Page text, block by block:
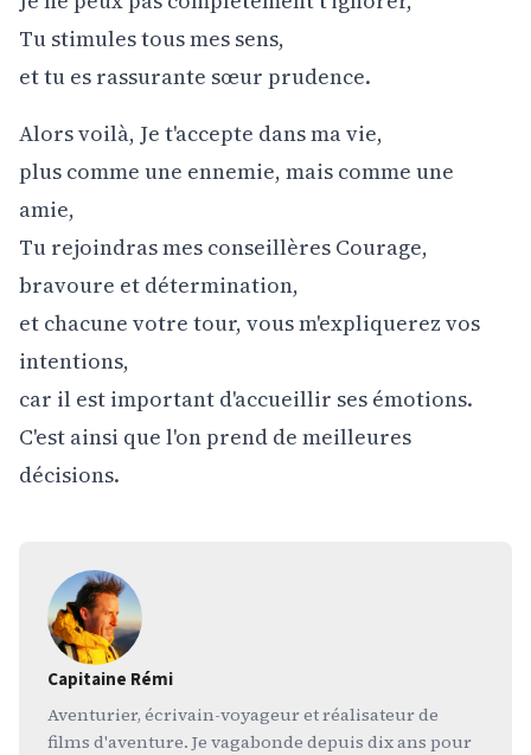
Tu stimules tous mes sens,
et tu es rassurante sœur prudence.
Alors voilà, Je t'accepte dans ma vie,
plus comme une ennemie, mais comme une
amie,
Tu rejoindras mes conseillères Courage,
bravoure et détermination,
et chacune votre tour, vous m'expliquerez vos
intentions,
car il est important d'accueillir ses émotions.
C'est ainsi que l'on prend de meilleures
décisions.
Capitaine Rémi
Aventurier, écrivain-voyageur et réalisateur de
films d'aventure. Je vagabonde depuis dix ans pour